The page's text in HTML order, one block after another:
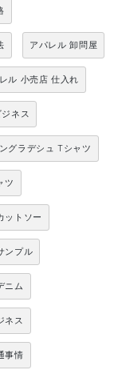
アパレル 卸問屋
ル 小売店 仕入れ
ネス
グラデシュ Tシャツ
ツ
トソー
ンプル
ニム
ネス
事情